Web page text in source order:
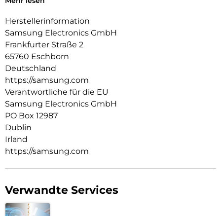
Herstellerinformation
Samsung Electronics GmbH
Frankfurter Straße 2
65760 Eschborn
Deutschland
https://samsung.com
Verantwortliche für die EU
Samsung Electronics GmbH
PO Box 12987
Dublin
Irland
https://samsung.com
Verwandte Services